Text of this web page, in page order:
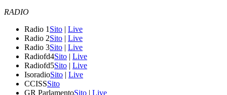
RADIO
Radio 1 Sito | Live
Radio 2Sito | Live
Radio 3Sito | Live
Radiofd4Sito | Live
Radiofd5Sito | Live
IsoradioSito | Live
CCISSSito
GR ParlamentoSito | Live